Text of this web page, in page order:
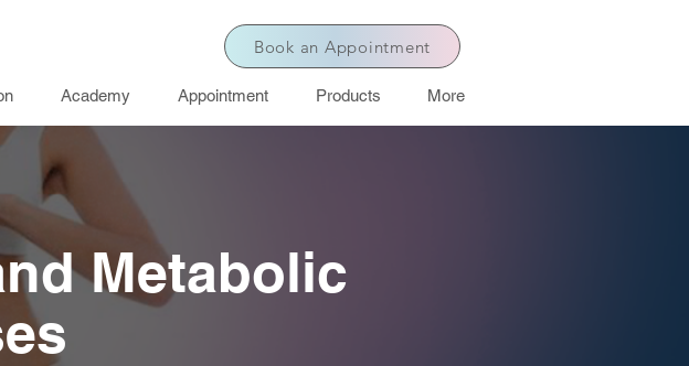
Book an Appointment
Academy Appointment Products More
Metabolic